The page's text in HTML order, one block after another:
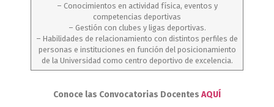
– Conocimientos en actividad física, eventos y
competencias deportivas
– Gestión con clubes y ligas deportivas.
– Habilidades de relacionamiento con distintos perfiles de
personas e instituciones en función del posicionamiento
de la Universidad como centro deportivo de excelencia.
Conoce las Convocatorias Docentes AQUÍ